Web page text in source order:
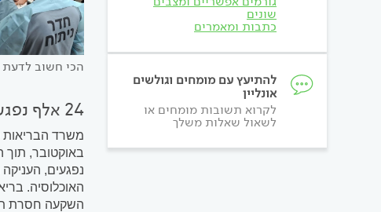
שונים
כתבות ומאמרים
להתיעץ עם מומחים וגולשים
אונליין
לקרוא תשובות מומחים או
לשאול שאלות משלך
הכי חשוב לדעת
24 אלף נפגעים, 1.4 מיליארד לבריאות הנפש: ההישגים והליקויים במערכת הבריאות מאז 7 באוקטובר
משרד הבריאות
השקעה חסרת